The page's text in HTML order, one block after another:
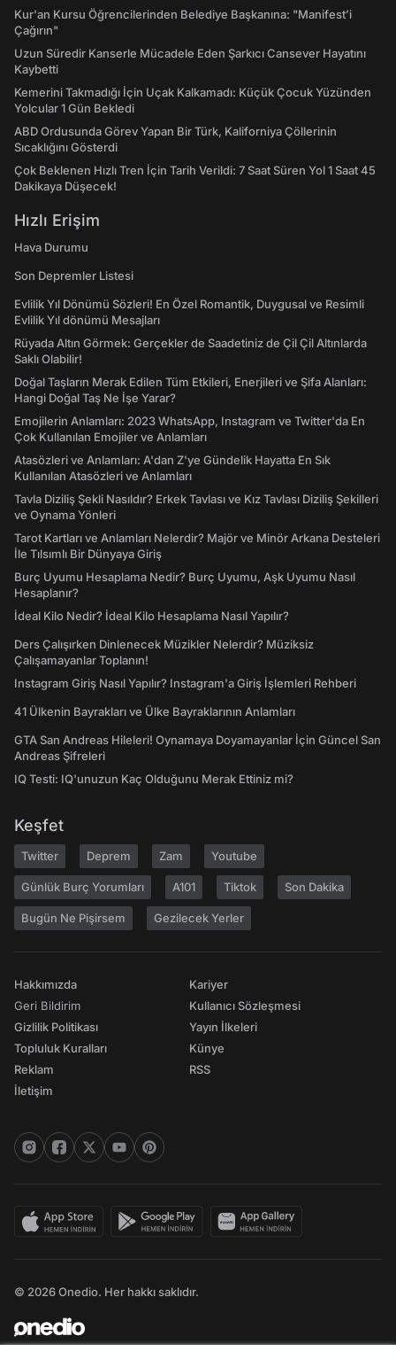
Kur'an Kursu Öğrencilerinden Belediye Başkanına: "Manifest’i
Çağırın"
Uzun Süredir Kanserle Mücadele Eden Şarkıcı Cansever Hayatını
Kaybetti
Kemerini Takmadığı İçin Uçak Kalkamadı: Küçük Çocuk Yüzünden
Yolcular 1 Gün Bekledi
ABD Ordusunda Görev Yapan Bir Türk, Kaliforniya Çöllerinin
Sıcaklığını Gösterdi
Çok Beklenen Hızlı Tren İçin Tarih Verildi: 7 Saat Süren Yol 1 Saat 45
Dakikaya Düşecek!
Hızlı Erişim
Hava Durumu
Son Depremler Listesi
Evlilik Yıl Dönümü Sözleri! En Özel Romantik, Duygusal ve Resimli
Evlilik Yıl dönümü Mesajları
Rüyada Altın Görmek: Gerçekler de Saadetiniz de Çil Çil Altınlarda
Saklı Olabilir!
Doğal Taşların Merak Edilen Tüm Etkileri, Enerjileri ve Şifa Alanları:
Hangi Doğal Taş Ne İşe Yarar?
Emojilerin Anlamları: 2023 WhatsApp, Instagram ve Twitter'da En
Çok Kullanılan Emojiler ve Anlamları
Atasözleri ve Anlamları: A'dan Z'ye Gündelik Hayatta En Sık
Kullanılan Atasözleri ve Anlamları
Tavla Diziliş Şekli Nasıldır? Erkek Tavlası ve Kız Tavlası Diziliş Şekilleri
ve Oynama Yönleri
Tarot Kartları ve Anlamları Nelerdir? Majör ve Minör Arkana Desteleri
İle Tılsımlı Bir Dünyaya Giriş
Burç Uyumu Hesaplama Nedir? Burç Uyumu, Aşk Uyumu Nasıl
Hesaplanır?
İdeal Kilo Nedir? İdeal Kilo Hesaplama Nasıl Yapılır?
Ders Çalışırken Dinlenecek Müzikler Nelerdir? Müziksiz
Çalışamayanlar Toplanın!
Instagram Giriş Nasıl Yapılır? Instagram'a Giriş İşlemleri Rehberi
41 Ülkenin Bayrakları ve Ülke Bayraklarının Anlamları
GTA San Andreas Hileleri! Oynamaya Doyamayanlar İçin Güncel San
Andreas Şifreleri
IQ Testi: IQ'unuzun Kaç Olduğunu Merak Ettiniz mi?
Keşfet
Twitter Deprem Zam Youtube
Günlük Burç Yorumları A101 Tiktok Son Dakika
Bugün Ne Pişirsem Gezilecek Yerler
Hakkımızda
Geri Bildirim
Gizlilik Politikası
Topluluk Kuralları
Reklam
İletişim
Kariyer
Kullanıcı Sözleşmesi
Yayın İlkeleri
Künye
RSS
© 2026 Onedio. Her hakkı saklıdır.